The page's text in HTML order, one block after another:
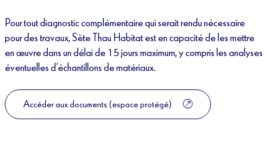
Pour tout diagnostic complémentaire qui serait rendu nécessaire
pour des travaux, Sète Thau Habitat est en capacité de les mettre
en œuvre dans un délai de 15 jours maximum, y compris les analyses
éventuelles d’échantillons de matériaux.
Accéder aux documents (espace protégé)